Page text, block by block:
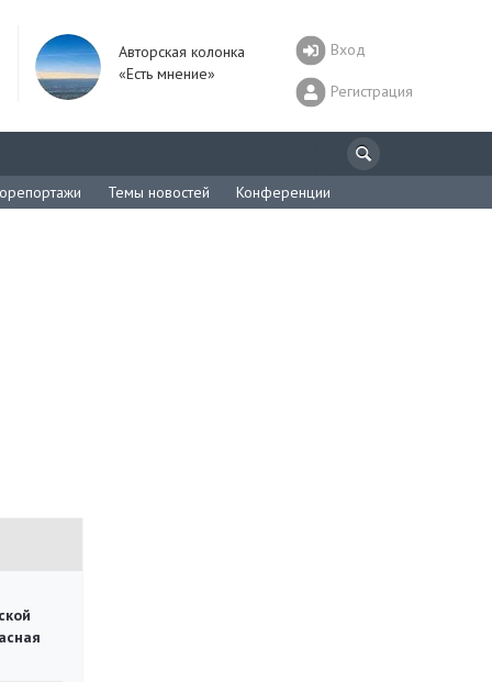
Авторская колонка
«Есть мнение»
Вход
Регистрация
Темы новостей Конференции